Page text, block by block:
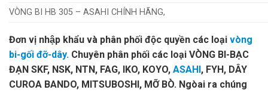
VÒNG BI HB 305 – ASAHI CHÍNH HÃNG,
Đơn vị nhập khẩu và phân phối độc quyền các loại vòng
bi-gối đỡ-dây. Chuyên phân phối các loại VÒNG BI-BẠC
ĐẠN SKF, NSK, NTN, FAG, IKO, KOYO, ASAHI, FYH, DÂY
CUROA BANDO, MITSUBOSHI, MỠ BÒ. Ngòai ra chúng